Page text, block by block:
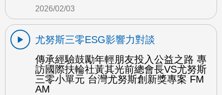
2026/02/03
尤努斯三零ESG影響力對談
傳承經驗鼓勵年輕朋友投入公益之路 專
訪國際扶輪社黃其光前總會長VS尤努斯
三零小單元 台灣尤努斯創新獎專案 FM
AM